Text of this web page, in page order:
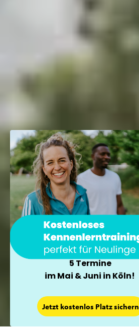
5 Termine
im Mai & Juni in Köln!
Jetzt kostenlos Platz sichern